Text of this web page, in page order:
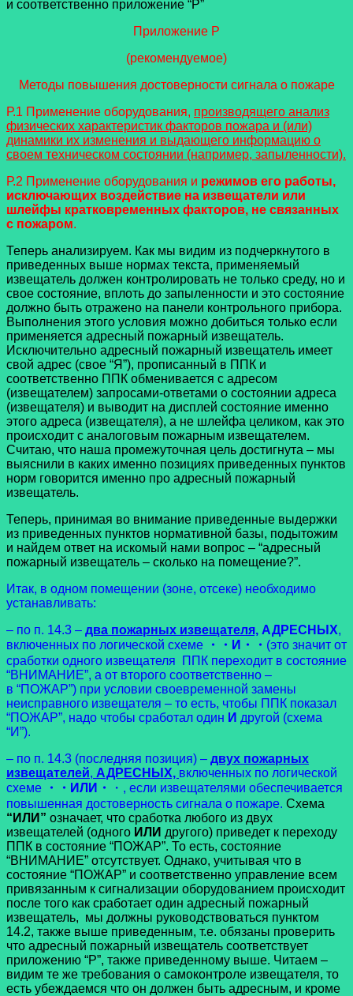
и соответственно приложение “Р”
Приложение Р
(рекомендуемое)
Методы повышения достоверности сигнала о пожаре
Р.1 Применение оборудования, производящего анализ
физических характеристик факторов пожара и (или)
динамики их изменения и выдающего информацию о
своем техническом состоянии (например, запыленности).
Р.2 Применение оборудования и режимов его работы,
исключающих воздействие на извещатели или
шлейфы кратковременных факторов, не связанных
с пожаром.
Теперь анализируем. Как мы видим из подчеркнутого в
приведенных выше нормах текста, применяемый
извещатель должен контролировать не только среду, но и
свое состояние, вплоть до запыленности и это состояние
должно быть отражено на панели контрольного прибора.
Выполнения этого условия можно добиться только если
применяется адресный пожарный извещатель.
Исключительно адресный пожарный извещатель имеет
свой адрес (свое “Я”), прописанный в ППК и
соответственно ППК обменивается с адресом
(извещателем) запросами-ответами о состоянии адреса
(извещателя) и выводит на дисплей состояние именно
этого адреса (извещателя), а не шлейфа целиком, как это
происходит с аналоговым пожарным извещателем.
Считаю, что наша промежуточная цель достигнута – мы
выяснили в каких именно позициях приведенных пунктов
норм говорится именно про адресный пожарный
извещатель.
Теперь, принимая во внимание приведенные выдержки
из приведенных пунктов нормативной базы, подытожим
и найдем ответ на искомый нами вопрос – “адресный
пожарный извещатель – сколько на помещение?”.
Итак, в одном помещении (зоне, отсеке) необходимо
устанавливать:
– по п. 14.3 – два пожарных извещателя, АДРЕСНЫХ,
включенных по логической схеме
・・И・・ (это значит от
сработки одного извещателя ППК переходит в состояние
“ВНИМАНИЕ”, а от второго соответственно –
в “ПОЖАР”) при условии своевременной замены
неисправного извещателя – то есть, чтобы ППК показал
“ПОЖАР”, надо чтобы сработал один И другой (схема
“И”).
– по п. 14.3 (последняя позиция) – двух пожарных
извещателей, АДРЕСНЫХ, включенных по логической
схеме
・・ИЛИ・
・, если извещателями обеспечивается
повышенная достоверность сигнала о пожаре. Схема
“ИЛИ” означает, что сработка любого из двух
извещателей (одного ИЛИ другого) приведет к переходу
ППК в состояние “ПОЖАР”. То есть, состояние
“ВНИМАНИЕ” отсутствует. Однако, учитывая что в
состояние “ПОЖАР” и соответственно управление всем
привязанным к сигнализации оборудованием происходит
после того как сработает один адресный пожарный
извещатель, мы должны руководствоваться пунктом
14.2, также выше приведенным, т.е. обязаны проверить
что адресный пожарный извещатель соответствует
приложению “Р”, также приведенному выше. Читаем –
видим те же требования о самоконтроле извещателя, то
есть убеждаемся что он должен быть адресным, и кроме